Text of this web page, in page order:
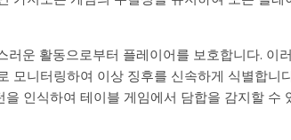
운 활동으로부터 플레이어를 보호합니다. 이러
모니터링하여 이상 징후를 신속하게 식별합니
인식하여 테이블 게임에서 담합을 감지할 수